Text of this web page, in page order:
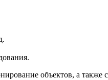
объектов, а